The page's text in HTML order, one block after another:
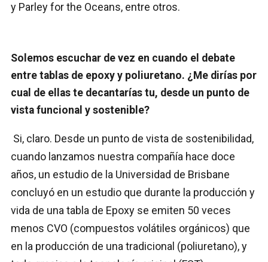
y Parley for the Oceans, entre otros.
Solemos escuchar de vez en cuando el debate
entre tablas de epoxy y poliuretano. ¿Me dirías por
cual de ellas te decantarías tu, desde un punto de
vista funcional y sostenible?
Si, claro. Desde un punto de vista de sostenibilidad,
cuando lanzamos nuestra compañía hace doce
años, un estudio de la Universidad de Brisbane
concluyó en un estudio que durante la producción y
vida de una tabla de Epoxy se emiten 50 veces
menos CVO (compuestos volátiles orgánicos) que
en la producción de una tradicional (poliuretano), y